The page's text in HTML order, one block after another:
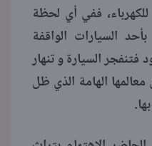
ففي أي لحظة
السيارات الواقفة
السيارة و تنهار
الهامة الذي ظل